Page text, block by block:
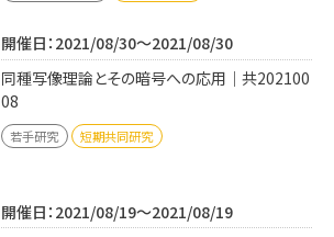
開催日：2021/08/30～2021/08/30
同種写像理論とその暗号への応用｜共202100
08
若手研究 短期共同研究
開催日：2021/08/19～2021/08/19